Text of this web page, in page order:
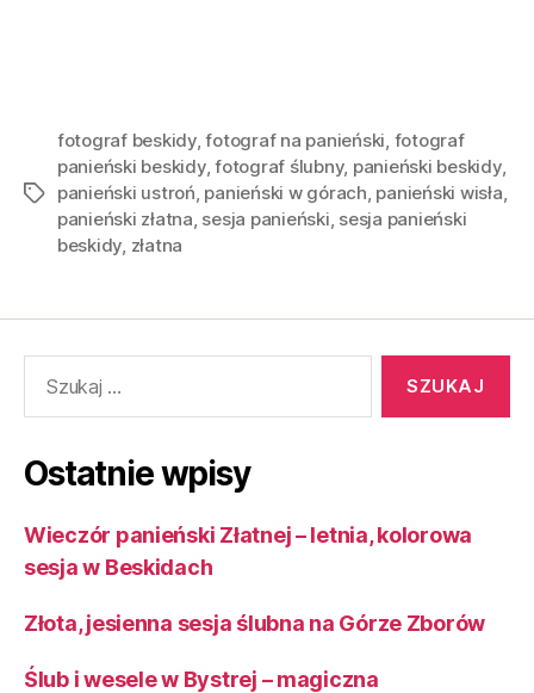
fotograf beskidy,fotograf na panieński fotograf
panieński beskidy,fotograf ślubny, panieński beskidy,
panieński ustroń panieński w górach panieński wisła
panieński złatna sesja panieński sesja panieński
beskidy złatna
Ostatnie wpisy
Wieczór panieński Złatnej – letnia, kolorowa
sesja w Beskidach
Złota, jesienna sesja ślubna na Górze Zborów
Ślub i wesele w Bystrej – magiczna